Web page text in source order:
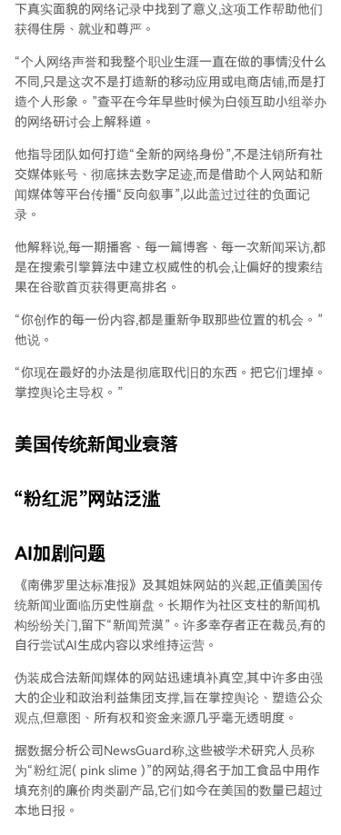
下真实面貌的网络记录中找到了意义,这项工作帮助他们
获得住房、就业和尊严。
“个人网络声誉和我整个职业生涯一直在做的事情没什么
不同,只是这次不是打造新的移动应用或电商店铺,而是打
造个人形象。”查平在今年早些时候为白领互助小组举办
的网络研讨会上解释道。
他指导团队如何打造“全新的网络身份”,不是注销所有社
交媒体账号、彻底抹去数字足迹,而是借助个人网站和新
闻媒体等平台传播“反向叙事”,以此盖过过往的负面记
录。
他解释说,每一期播客、每一篇博客、每一次新闻采访,都
是在搜索引擎算法中建立权威性的机会,让偏好的搜索结
果在谷歌首页获得更高排名。
“你创作的每一份内容,都是重新争取那些位置的机会。”
他说。
“你现在最好的办法是彻底取代旧的东西。把它们埋掉。
掌控舆论主导权。”
美国传统新闻业衰落
“粉红泥”网站泛滥
AI加剧问题
《南佛罗里达标准报》及其姐妹网站的兴起,正值美国传
统新闻业面临历史性崩盘。长期作为社区支柱的新闻机
构纷纷关门,留下“新闻荒漠”。许多幸存者正在裁员,有的
自行尝试AI生成内容以求维持运营。
伪装成合法新闻媒体的网站迅速填补真空,其中许多由强
大的企业和政治利益集团支撑,旨在掌控舆论、塑造公众
观点,但意图、所有权和资金来源几乎毫无透明度。
据数据分析公司NewsGuard称,这些被学术研究人员称
为“粉红泥( pink slime )”的网站,得名于加工食品中用作
填充剂的廉价肉类副产品,它们如今在美国的数量已超过
本地日报。